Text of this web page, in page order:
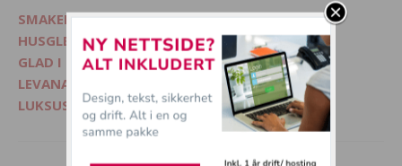
SMAKELIG - Mat, interiør og livsglede
HUSGLEDE.NO - Finn lekre matoppskrifter
GLAD I DYR? - Besøk Morsommedyr.no
LEVANA.NO - Kvinnemagasin på nett
LUKSUSFERIE.NO - Ferie på sitt beste